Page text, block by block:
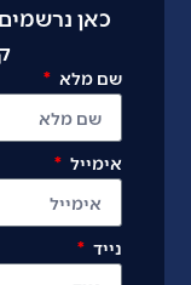
כאן
שם מלא
אימייל
נייד